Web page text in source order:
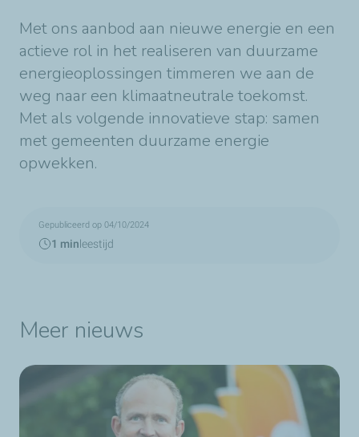
Met ons aanbod aan nieuwe energie en een
actieve rol in het realiseren van duurzame
energieoplossingen timmeren we aan de
weg naar een klimaatneutrale toekomst.
Met als volgende innovatieve stap: samen
met gemeenten duurzame energie
opwekken.
Gepubliceerd op 04/10/2024
1 minleestijd
Meer nieuws